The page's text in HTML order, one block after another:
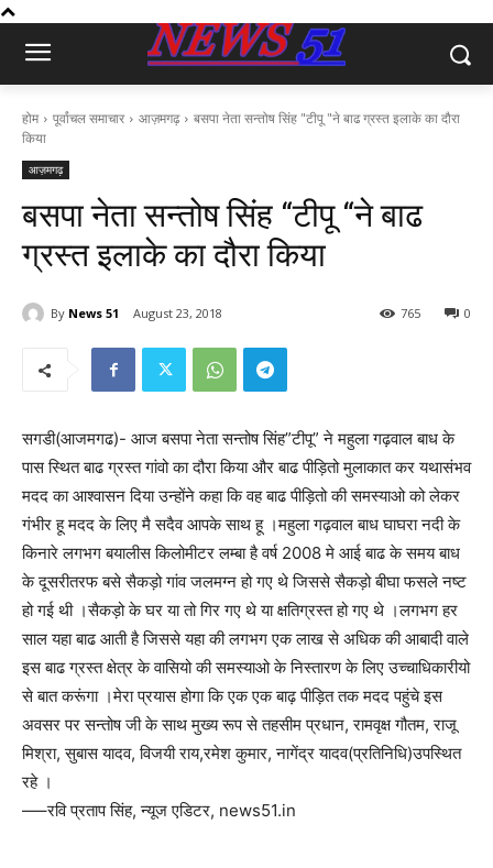
होम पूर्वांचल समाचार आज़मगढ़
बसपा नेता सन्तोष सिंह "टीपू "ने बाढ ग्रस्त इलाके का दौरा
किया
आज़मगढ़
बसपा नेता सन्तोष सिंह “टीपू “ने बाढ
ग्रस्त इलाके का दौरा किया
By News 51 August 23, 2018 0
765
सगडी(आजमगढ)- आज बसपा नेता सन्तोष सिंह”टीपू” ने महुला गढ़वाल बाध के
पास स्थित बाढ ग्रस्त गांवो का दौरा किया और बाढ पीड़ितो मुलाकात कर यथासंभव
मदद का आश्वासन दिया उन्होंने कहा कि वह बाढ पीड़ितो की समस्याओ को लेकर
गंभीर हू मदद के लिए मै सदैव आपके साथ हू ।महुला गढ़वाल बाध घाघरा नदी के
किनारे लगभग बयालीस किलोमीटर लम्बा है वर्ष 2008 मे आई बाढ के समय बाध
के दूसरीतरफ बसे सैकड़ो गांव जलमग्न हो गए थे जिससे सैकड़ो बीघा फसले नष्ट
हो गई थी ।सैकड़ो के घर या तो गिर गए थे या क्षतिग्रस्त हो गए थे ।लगभग हर
साल यहा बाढ आती है जिससे यहा की लगभग एक लाख से अधिक की आबादी वाले
इस बाढ ग्रस्त क्षेत्र के वासियो की समस्याओ के निस्तारण के लिए उच्चाधिकारीयो
से बात करूंगा ।मेरा प्रयास होगा कि एक एक बाढ़ पीड़ित तक मदद पहुंचे इस
अवसर पर सन्तोष जी के साथ मुख्य रूप से तहसीम प्रधान, रामवृक्ष गौतम, राजू
मिश्रा, सुबास यादव, विजयी राय,रमेश कुमार, नागेंद्र यादव(प्रतिनिधि)उपस्थित
रहे ।
—–रवि प्रताप सिंह, न्यूज एडिटर, news51.in